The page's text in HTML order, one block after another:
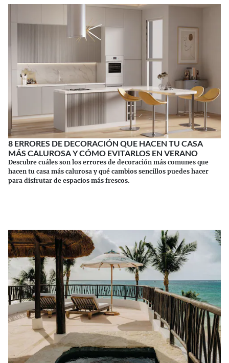
8 ERRORES DE DECORACIÓN QUE HACEN TU CASA
MÁS CALUROSA Y CÓMO EVITARLOS EN VERANO
Descubre cuáles son los errores de decoración más comunes que
hacen tu casa más calurosa y qué cambios sencillos puedes hacer
para disfrutar de espacios más frescos.